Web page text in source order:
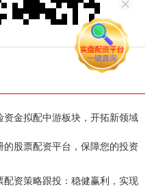
金拟配中游板块，开拓新领域
股票配资平台，保障您的投资
资策略跟投：稳健赢利，实现